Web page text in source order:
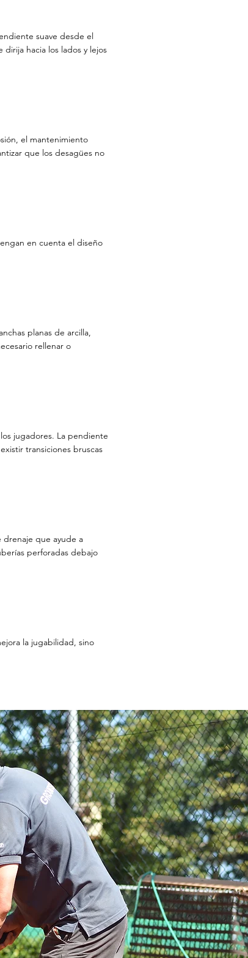
suave desde el
hacia los lados y lejos
el mantenimiento
que los desagües no
en cuenta el diseño
planas de arcilla,
rellenar o
jugadores. La pendiente
transiciones bruscas
drenaje que ayude a
perforadas debajo
la jugabilidad, sino